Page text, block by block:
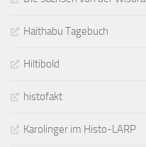
Haithabu Tagebuch
Hiltibold
histofakt
Karolinger im Histo-LARP